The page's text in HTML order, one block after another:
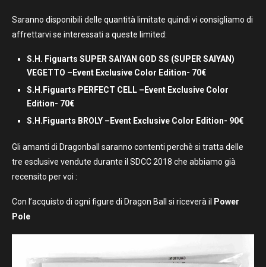
Saranno disponibili delle quantità limitate quindi vi consigliamo di
affrettarvi se interessati a queste limited:
S.H. Figuarts SUPER SAIYAN GOD SS (SUPER SAIYAN)
VEGETTO –Event Exclusive Color Edition- 70€
S.H.Figuarts PERFECT CELL –Event Exclusive Color
Edition- 70€
S.H.Figuarts BROLY –Event Exclusive Color Edition- 90€
Gli amanti di Dragonball saranno contenti perchè si tratta delle
tre esclusive vendute durante il SDCC 2018 che abbiamo già
recensito per voi :
Con l’acquisto di ogni figure di Dragon Ball si riceverà il Power
Pole